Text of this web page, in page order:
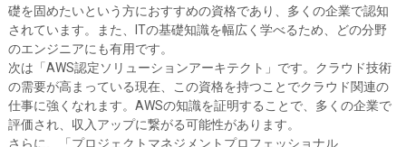
礎を固めたいという方におすすめの資格であり、多くの企業で認知
されています。また、ITの基礎知識を幅広く学べるため、どの分野
のエンジニアにも有用です。
次は「AWS認定ソリューションアーキテクト」です。クラウド技術
の需要が高まっている現在、この資格を持つことでクラウド関連の
仕事に強くなれます。AWSの知識を証明することで、多くの企業で
評価され、収入アップに繋がる可能性があります。
さらに、「プロジェクトマネジメントプロフェッショナル